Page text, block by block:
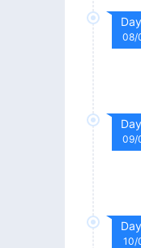
Day
08/
Day
09/
Day
10/